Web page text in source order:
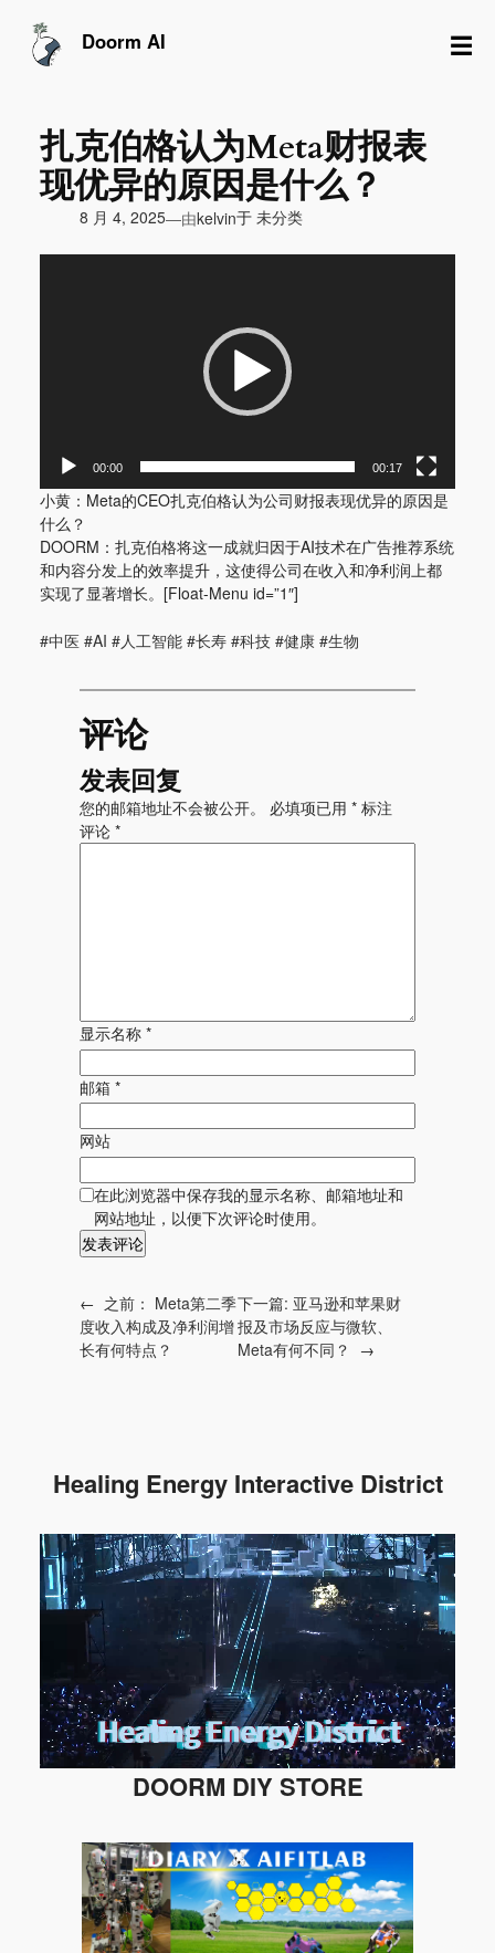
Doorm AI ☰
扎克伯格认为Meta财报表
现优异的原因是什么？
8 月 4, 2025—由kelvin于 未分类
00:00 00:17
小黄：Meta的CEO扎克伯格认为公司财报表现优异的原因是
什么？
DOORM：扎克伯格将这一成就归因于AI技术在广告推荐系统
和内容分发上的效率提升，这使得公司在收入和净利润上都
实现了显著增长。[Float-Menu id=”1″]
#中医 #AI #人工智能 #长寿 #科技 #健康 #生物
评论
发表回复
您的邮箱地址不会被公开。 必填项已用 *标注
评论 *
显示名称 *
邮箱 *
网站
在此浏览器中保存我的显示名称、邮箱地址和
网站地址，以便下次评论时使用。
← 之前： Meta第二季
度收入构成及净利润增
长有何特点？
下一篇: 亚马逊和苹果财
报及市场反应与微软、
Meta有何不同？
→
Healing Energy Interactive District
DOORM DIY STORE